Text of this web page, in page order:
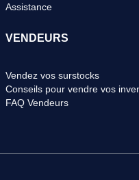
Assistance
VENDEURS
Vendez vos surstocks
Conseils pour vendre vos
FAQ Vendeurs